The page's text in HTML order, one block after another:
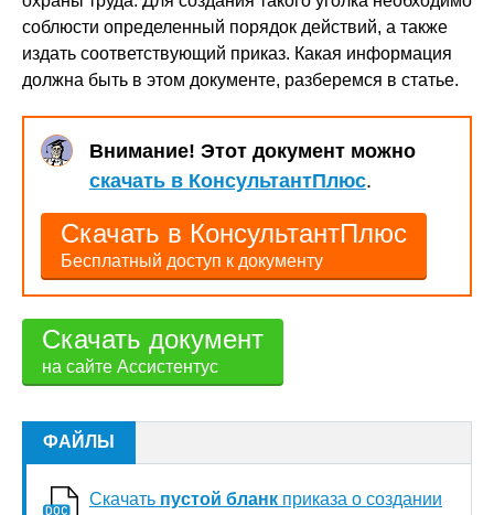
соблюсти определенный порядок действий, а также
издать соответствующий приказ. Какая информация
должна быть в этом документе, разберемся в статье.
Внимание! Этот документ можно
скачать в КонсультантПлюс.
Скачать в КонсультантПлюс
Бесплатный доступ к документу
Скачать документ
на сайте Ассистентус
ФАЙЛЫ
Скачать пустой бланк приказа о создании